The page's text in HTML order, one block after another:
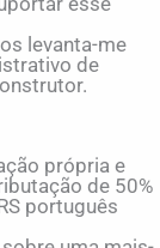
levanta-me
de
própria e
de 50%
português